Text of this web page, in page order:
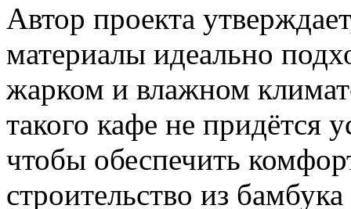
Автор проекта
материалы идеально
жарком и влажном
такого кафе не придётся
чтобы обеспечить
строительство из